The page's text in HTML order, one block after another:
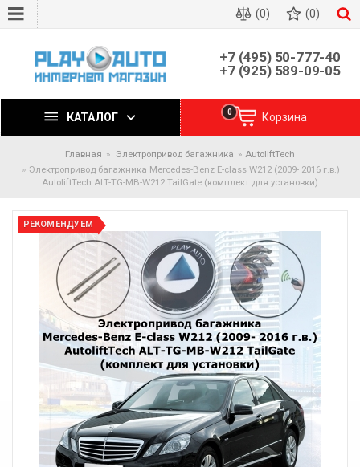
(0) (0)
+7 (495) 50-777-40
+7 (925) 589-09-05
КАТАЛОГ Корзина
0
Главная Электропривод багажника
AutoliftTech
Электропривод багажника Mercedes-Benz E-class W212 (2009- 2016 г.в.)
AutoliftTech ALT-TG-MB-W212 TailGate (комплект для установки)
РЕКОМЕНДУЕМ